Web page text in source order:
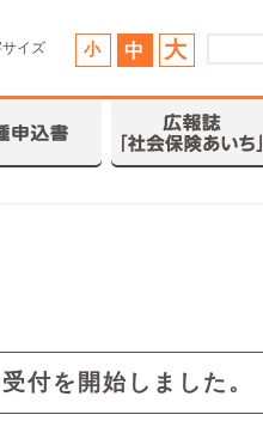
サイズ 小 中 大
付を開始しました。